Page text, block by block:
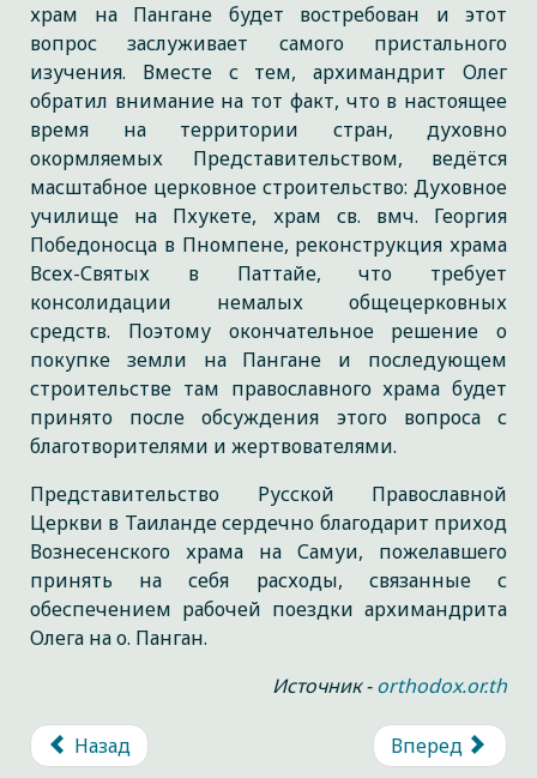
храм на Пангане будет востребован и этот
вопрос заслуживает самого пристального
изучения. Вместе с тем, архимандрит Олег
обратил внимание на тот факт, что в настоящее
время на территории стран, духовно
окормляемых Представительством, ведётся
масштабное церковное строительство: Духовное
училище на Пхукете, храм св. вмч. Георгия
Победоносца в Пномпене, реконструкция храма
Всех-Святых в Паттайе, что требует
консолидации немалых общецерковных
средств. Поэтому окончательное решение о
покупке земли на Пангане и последующем
строительстве там православного храма будет
принято после обсуждения этого вопроса с
благотворителями и жертвователями.
Представительство Русской Православной
Церкви в Таиланде сердечно благодарит приход
Вознесенского храма на Самуи, пожелавшего
принять на себя расходы, связанные с
обеспечением рабочей поездки архимандрита
Олега на о. Панган.
Источник -orthodox.or.th
Назад Вперед